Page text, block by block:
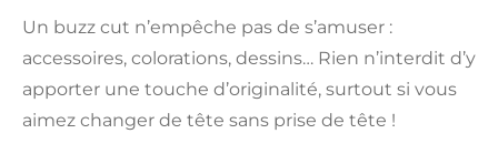
Un buzz cut n’empêche pas de s’amuser :
accessoires, colorations, dessins… Rien n’interdit d’y
apporter une touche d’originalité, surtout si vous
aimez changer de tête sans prise de tête !